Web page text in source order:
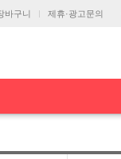
바구니 제휴·광고문의